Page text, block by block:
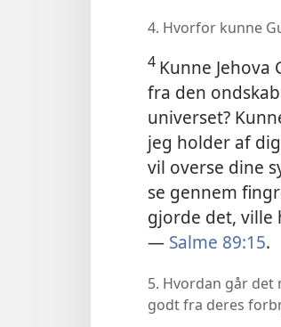
4. Hvorfor kunne
4 Kunne
fra den
universet?
jeg holder af
vil overse dine
se gennem
gjorde det, ville
— Salme 89:15.
5. Hvordan går
godt fra deres